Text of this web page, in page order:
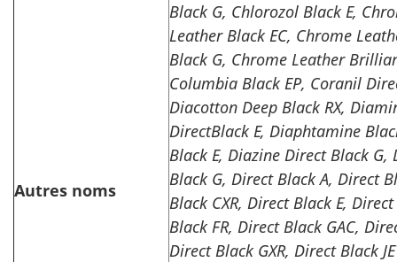
Autres noms
Black G, Chlorozol Black E,
Leather Black EC, Chrome
Black G, Chrome Leather
Columbia Black EP, Coranil
Diacotton Deep Black RX,
DirectBlack E, Diaphtamine
Black E, Diazine Direct Black
Black G, Direct Black A, Direct
Black CXR, Direct Black E,
Black FR, Direct Black GAC,
Direct Black GXR, Direct Black